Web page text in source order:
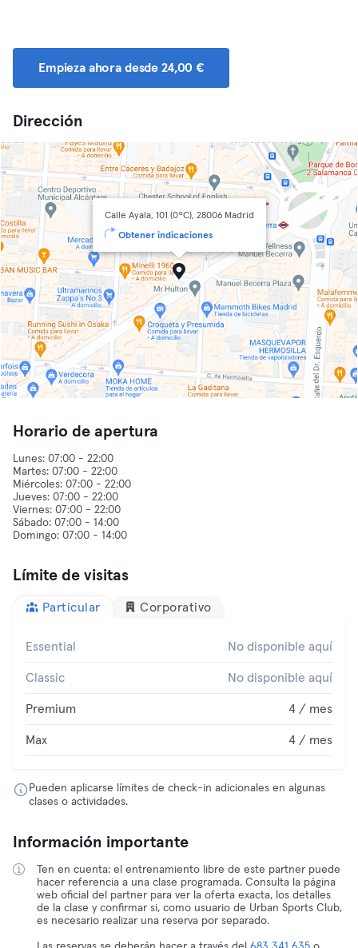
Empieza ahora desde 24,00 €
Dirección
Calle Ayala, 101 (0ºC), 28006 Madrid
Obtener indicaciones
Horario de apertura
Lunes: 07:00 - 22:00
Martes: 07:00 - 22:00
Miércoles: 07:00 - 22:00
Jueves: 07:00 - 22:00
Viernes: 07:00 - 22:00
Sábado: 07:00 - 14:00
Límite de visitas
Particular Corporativo
Essential No disponible aquí
Classic No disponible aquí
Premium 4 / mes
Max 4 / mes
Pueden aplicarse límites de check-in adicionales en algunas
clases o actividades.
Información importante
Ten en cuenta: el entrenamiento libre de este partner puede
hacer referencia a una clase programada. Consulta la página
web oficial del partner para ver la oferta exacta, los detalles
de la clase y confirmar si, como usuario de Urban Sports Club,
es necesario realizar una reserva por separado.